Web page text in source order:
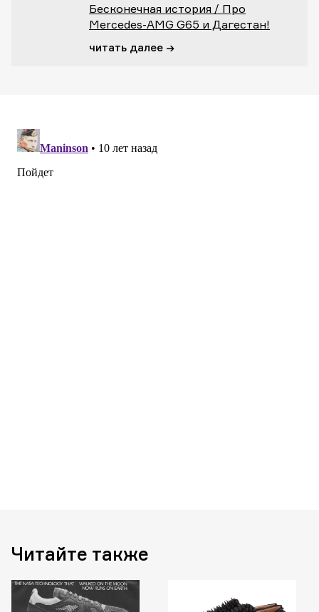
Бесконечная история / Про
Mercedes-AMG G65 и Дагестан!
читать далее →
Читайте также